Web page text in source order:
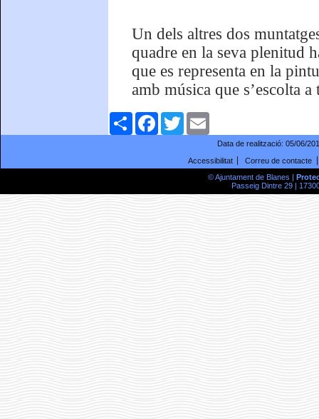
Un dels altres dos
quadre en la seva plenitud
que es representa en la
amb música que s’escolta
ComparteixFacebookTwitter
Data de realització: 05/06/
Accessibilitat
Correu de contacte
© Ajuntament de Blanes |
Passeig Dintre 29 |